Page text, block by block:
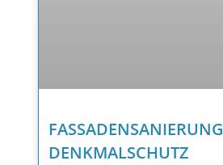
FASSADENSANIERUNG
DENKMALSCHUTZ